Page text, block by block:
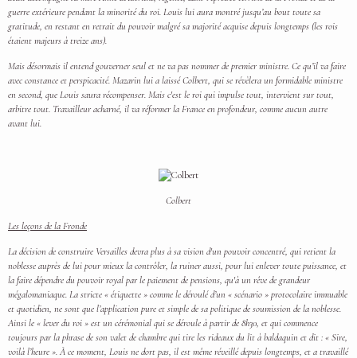
guerre extérieure pendant la minorité du roi. Louis lui aura montré jusqu’au bout toute sa
gratitude, en restant en retrait du pouvoir malgré sa majorité acquise depuis longtemps (les rois
étaient majeurs à treize ans).
Mais désormais il entend gouverner seul et ne va pas nommer de premier ministre. Ce qu’il va faire
avec constance et perspicacité. Mazarin lui a laissé Colbert, qui se révèlera un formidable ministre
en second, que Louis saura récompenser. Mais c'est le roi qui impulse tout, intervient sur tout,
arbitre tout. Travailleur acharné, il va réformer la France en profondeur, comme aucun autre
avant lui.
Colbert
Les leçons de la Fronde
La décision de construire Versailles devra plus à sa vision d'un pouvoir concentré, qui retient la
noblesse auprès de lui pour mieux la contrôler, la ruiner aussi, pour lui enlever toute puissance, et
la faire dépendre du pouvoir royal par le paiement de pensions, qu'à un rêve de grandeur
mégalomaniaque. La stricte « étiquette » comme le déroulé d’un « scénario » protocolaire immuable
et quotidien, ne sont que l’application pure et simple de sa politique de soumission de la noblesse.
Ainsi le « lever du roi » est un cérémonial qui se déroule à partir de 8h30, et qui commence
toujours par la phrase de son valet de chambre qui tire les rideaux du lit à baldaquin et dit : « Sire,
voilà l’heure ». À ce moment, Louis ne dort pas, il est même réveillé depuis longtemps, et a travaillé